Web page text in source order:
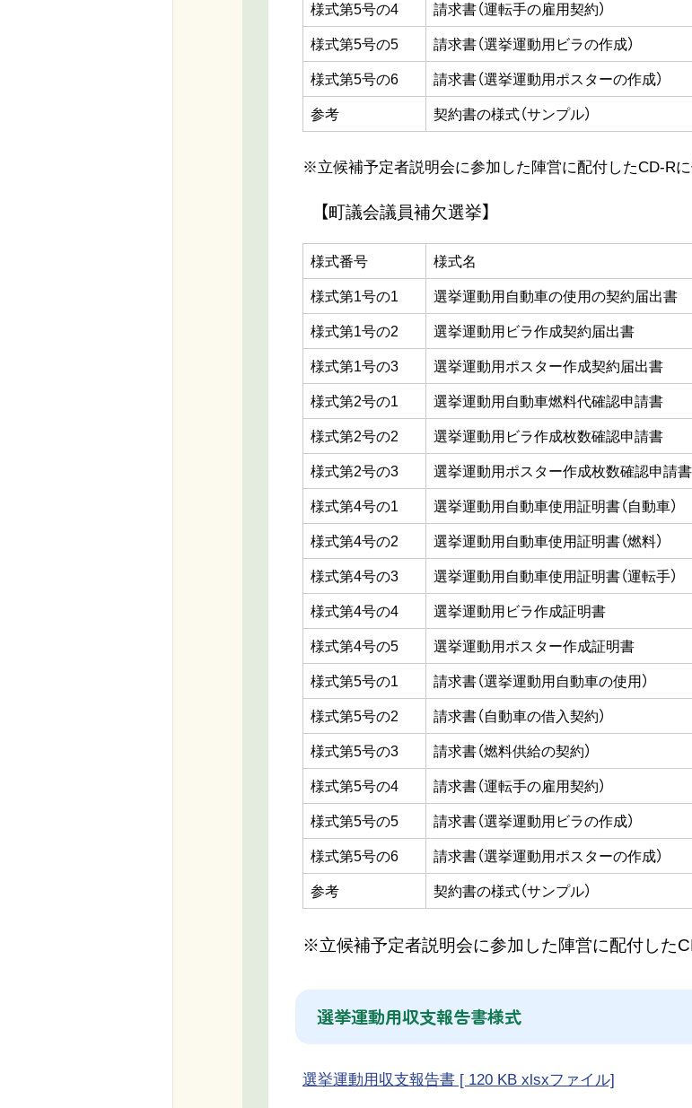
様式第5号の4 請求書（運転手の雇用契約）
様式第5号の5 請求書（選挙運動用ビラの作成）
様式第5号の6 請求書（選挙運動用ポスターの作成）
参考 契約書の様式（サンプル）
※立候補予定者説明会に参加した陣営に配付したCD-R
【町議会議員補欠選挙】
様式番号 様式名
様式第1号の1 選挙運動用自動車の使用の契約届出書
様式第1号の2 選挙運動用ビラ作成契約届出書
様式第1号の3 選挙運動用ポスター作成契約届出書
様式第2号の1 選挙運動用自動車燃料代確認申請書
様式第2号の2 選挙運動用ビラ作成枚数確認申請書
様式第2号の3 選挙運動用ポスター作成枚数確認申請書
様式第4号の1 選挙運動用自動車使用証明書（自動車）
様式第4号の2 選挙運動用自動車使用証明書（燃料）
様式第4号の3 選挙運動用自動車使用証明書（運転手）
様式第4号の4 選挙運動用ビラ作成証明書
様式第4号の5 選挙運動用ポスター作成証明書
様式第5号の1 請求書（選挙運動用自動車の使用）
様式第5号の2 請求書（自動車の借入契約）
様式第5号の3 請求書（燃料供給の契約）
様式第5号の4 請求書（運転手の雇用契約）
様式第5号の5 請求書（選挙運動用ビラの作成）
様式第5号の6 請求書（選挙運動用ポスターの作成）
参考 契約書の様式（サンプル）
※立候補予定者説明会に参加した陣営に配付した
選挙運動用収支報告書様式
選挙運動用収支報告書 [ 120 KB xlsxファイル]